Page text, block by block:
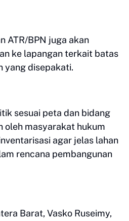
ATR/BPN juga akan
ke lapangan terkait batas
yang disepakati.
sesuai peta dan bidang
oleh masyarakat hukum
agar jelas lahan
rencana pembangunan
Barat, Vasko Ruseimy,